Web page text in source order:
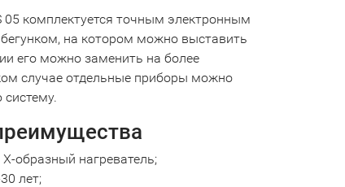
05 комплектуется точным электронным
на котором можно выставить
его можно заменить на более
случае отдельные приборы можно
образный нагреватель;
лет;